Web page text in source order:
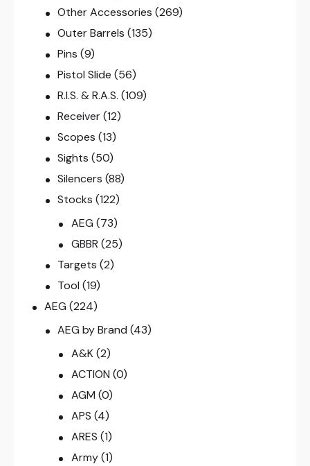
Other Accessories (269)
Outer Barrels (135)
Pins (9)
Pistol Slide (56)
R.I.S. & R.A.S. (109)
Receiver (12)
Scopes (13)
Sights (50)
Silencers (88)
Stocks (122)
AEG (73)
GBBR (25)
Targets (2)
Tool (19)
AEG (224)
AEG by Brand (43)
A&K (2)
ACTION (0)
AGM (0)
APS (4)
ARES (1)
Army (1)